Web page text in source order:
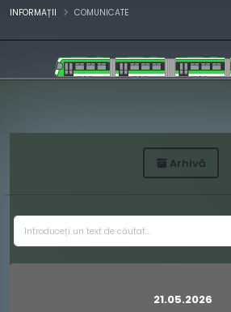
INFORMAȚII COMUNICATE
Arhivă
21.05.2026